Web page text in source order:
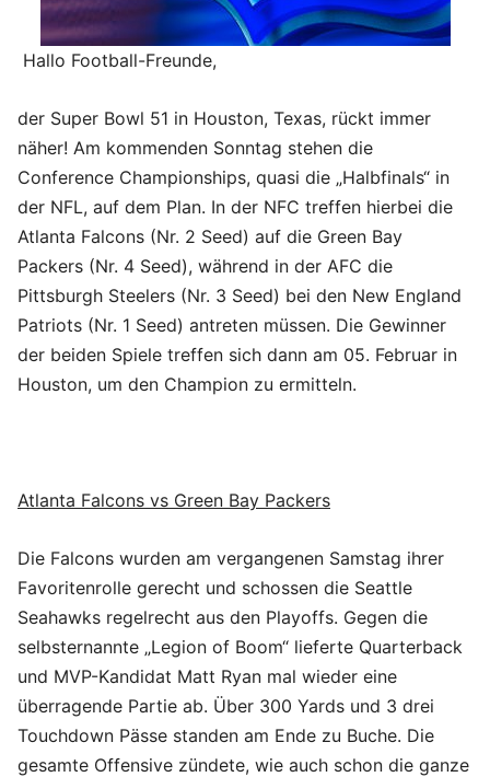
Hallo Football-Freunde,
der Super Bowl 51 in Houston, Texas, rückt immer
näher! Am kommenden Sonntag stehen die
Conference Championships, quasi die „Halbfinals“ in
der NFL, auf dem Plan. In der NFC treffen hierbei die
Atlanta Falcons (Nr. 2 Seed) auf die Green Bay
Packers (Nr. 4 Seed), während in der AFC die
Pittsburgh Steelers (Nr. 3 Seed) bei den New England
Patriots (Nr. 1 Seed) antreten müssen. Die Gewinner
der beiden Spiele treffen sich dann am 05. Februar in
Houston, um den Champion zu ermitteln.
Atlanta Falcons vs Green Bay Packers
Die Falcons wurden am vergangenen Samstag ihrer
Favoritenrolle gerecht und schossen die Seattle
Seahawks regelrecht aus den Playoffs. Gegen die
selbsternannte „Legion of Boom“ lieferte Quarterback
und MVP-Kandidat Matt Ryan mal wieder eine
überragende Partie ab. Über 300 Yards und 3 drei
Touchdown Pässe standen am Ende zu Buche. Die
gesamte Offensive zündete, wie auch schon die ganze